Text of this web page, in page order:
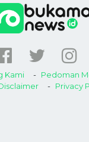
Kami Pedoman
Privacy